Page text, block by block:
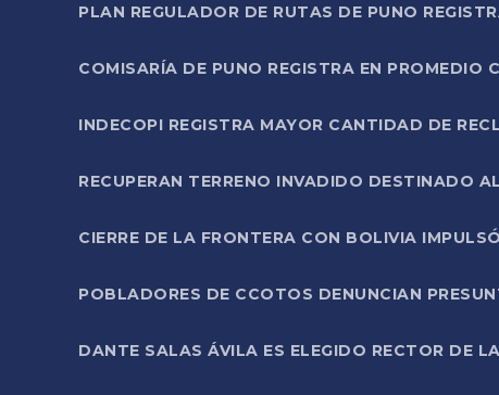
PLAN REGULADOR DE RUTAS DE PUNO
COMISARÍA DE PUNO REGISTRA EN PROMEDIO
INDECOPI REGISTRA MAYOR CANTIDAD DE
RECUPERAN TERRENO INVADIDO DESTINADO
CIERRE DE LA FRONTERA CON BOLIVIA
POBLADORES DE CCOTOS DENUNCIAN
DANTE SALAS ÁVILA ES ELEGIDO RECTOR DE